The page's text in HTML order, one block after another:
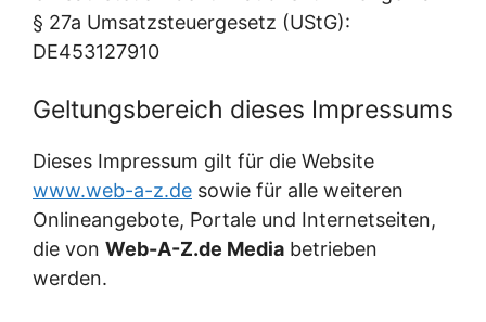
§ 27a Umsatzsteuergesetz (UStG):
DE453127910
Geltungsbereich dieses Impressums
Dieses Impressum gilt für die Website
www.web-a-z.de sowie für alle weiteren
Onlineangebote, Portale und Internetseiten,
die von Web-A-Z.de Media betrieben
werden.